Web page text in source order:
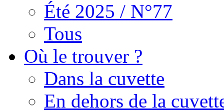
Été 2025 / N°77
Tous
Où le trouver ?
Dans la cuvette
En dehors de la